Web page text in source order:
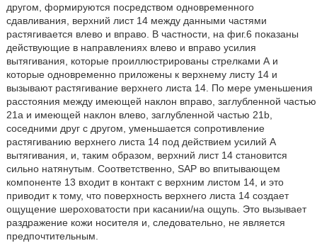
другом, формируются посредством одновременного
сдавливания, верхний лист 14 между данными частями
растягивается влево и вправо. В частности, на фиг.6 показаны
действующие в направлениях влево и вправо усилия
вытягивания, которые проиллюстрированы стрелками А и
которые одновременно приложены к верхнему листу 14 и
вызывают растягивание верхнего листа 14. По мере уменьшения
расстояния между имеющей наклон вправо, заглубленной частью
21а и имеющей наклон влево, заглубленной частью 21b,
соседними друг с другом, уменьшается сопротивление
растягиванию верхнего листа 14 под действием усилий А
вытягивания, и, таким образом, верхний лист 14 становится
сильно натянутым. Соответственно, SAP во впитывающем
компоненте 13 входит в контакт с верхним листом 14, и это
приводит к тому, что поверхность верхнего листа 14 создает
ощущение шероховатости при касании/на ощупь. Это вызывает
раздражение кожи носителя и, следовательно, не является
предпочтительным.